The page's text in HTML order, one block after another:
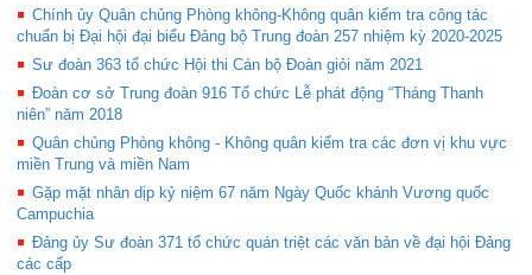
Chính ủy Quân chủng Phòng không-Không quân kiểm tra công tác
chuẩn bị Đại hội đại biểu Đảng bộ Trung đoàn 257 nhiệm kỳ 2020-2025
Sư đoàn 363 tổ chức Hội thi Cán bộ Đoàn giỏi năm 2021
Đoàn cơ sở Trung đoàn 916 Tổ chức Lễ phát động “Tháng Thanh
niên” năm 2018
Quân chủng Phòng không - Không quân kiểm tra các đơn vị khu vực
miền Trung và miền Nam
Gặp mặt nhân dịp kỷ niệm 67 năm Ngày Quốc khánh Vương quốc
Campuchia
Đảng ủy Sư đoàn 371 tổ chức quán triệt các văn bản về đại hội Đảng
các cấp